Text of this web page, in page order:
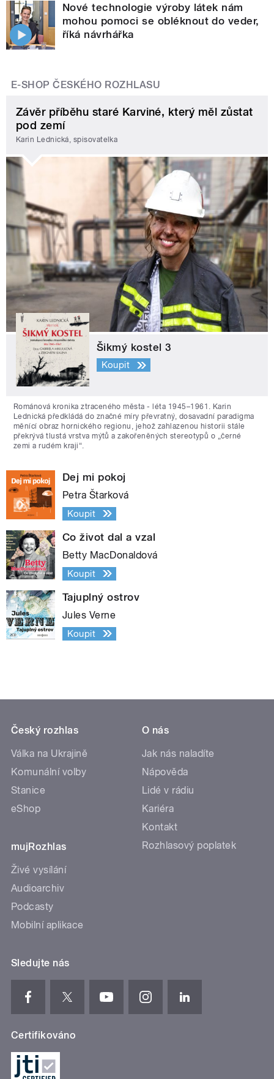
Nové technologie výroby látek nám
mohou pomoci se obléknout do veder,
říká návrhářka
E-SHOP ČESKÉHO ROZHLASU
Závěr příběhu staré Karviné, který měl zůstat
pod zemí
Karin Lednická, spisovatelka
Šikmý kostel 3
Koupit
Románová kronika ztraceného města - léta 1945–1961. Karin
Lednická předkládá do značné míry převratný, dosavadní paradigma
měnící obraz hornického regionu, jehož zahlazenou historii stále
překrývá tlustá vrstva mýtů a zakořeněných stereotypů o „černé
zemi a rudém kraji“.
Dej mi pokoj
Petra Štarková
Koupit
Co život dal a vzal
Betty MacDonaldová
Koupit
Tajuplný ostrov
Jules Verne
Koupit
Český rozhlas
Válka na Ukrajině
Komunální volby
Stanice
eShop
mujRozhlas
Živé vysílání
Audioarchiv
Podcasty
Mobilní aplikace
O nás
Jak nás naladíte
Nápověda
Lidé v rádiu
Kariéra
Kontakt
Rozhlasový poplatek
Sledujte nás
Certifikováno